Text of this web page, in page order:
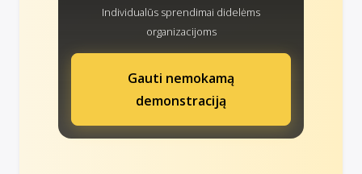
Individualūs sprendimai didelėms
organizacijoms
Gauti nemokamą
demonstraciją